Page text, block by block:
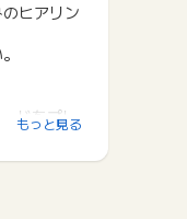
ヒアリン
ドをプレ
ます）
もっと見る